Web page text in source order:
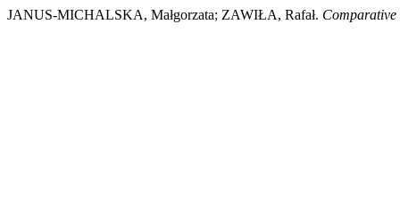
JANUS-MICHALSKA, Małgorzata; ZAWIŁA, Rafał.